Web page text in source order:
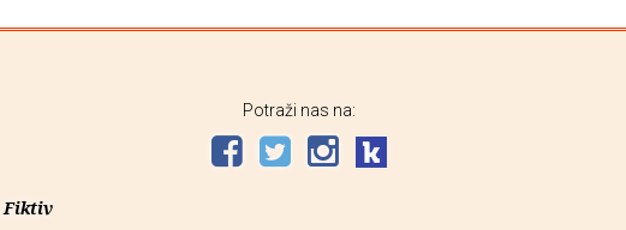
Fiktiv
Potraži nas na: